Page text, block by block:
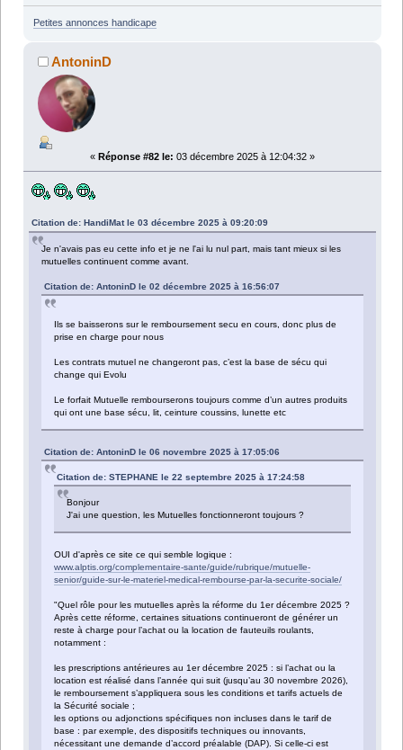
Petites annonces handicape
AntoninD
« Réponse #82 le: 03 décembre 2025 à 12:04:32 »
Citation de: HandiMat le 03 décembre 2025 à 09:20:09
Je n'avais pas eu cette info et je ne l'ai lu nul part, mais tant mieux si les
mutuelles continuent comme avant.
Citation de: AntoninD le 02 décembre 2025 à 16:56:07
Ils se baisserons sur le remboursement secu en cours, donc plus de
prise en charge pour nous
Les contrats mutuel ne changeront pas, c’est la base de sécu qui
change qui Evolu
Le forfait Mutuelle rembourserons toujours comme d’un autres produits
qui ont une base sécu, lit, ceinture coussins, lunette etc
Citation de: AntoninD le 06 novembre 2025 à 17:05:06
Citation de: STEPHANE le 22 septembre 2025 à 17:24:58
Bonjour
J'ai une question, les Mutuelles fonctionneront toujours ?
OUI d'après ce site ce qui semble logique :
www.alptis.org/complementaire-sante/guide/rubrique/mutuelle-
senior/guide-sur-le-materiel-medical-rembourse-par-la-securite-sociale/
"Quel rôle pour les mutuelles après la réforme du 1er décembre 2025 ?
Après cette réforme, certaines situations continueront de générer un
reste à charge pour l’achat ou la location de fauteuils roulants,
notamment :
les prescriptions antérieures au 1er décembre 2025 : si l’achat ou la
location est réalisé dans l’année qui suit (jusqu’au 30 novembre 2026),
le remboursement s’appliquera sous les conditions et tarifs actuels de
la Sécurité sociale ;
les options ou adjonctions spécifiques non incluses dans le tarif de
base : par exemple, des dispositifs techniques ou innovants,
nécessitant une demande d’accord préalable (DAP). Si celle-ci est